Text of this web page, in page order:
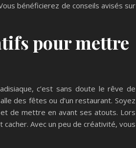
bénéficierez de conseils avisés sur
pour mettre
c’est sans doute le rêve de
des fêtes ou d’un restaurant. Soyez
de mettre en avant ses atouts. Lors
Avec un peu de créativité, vous